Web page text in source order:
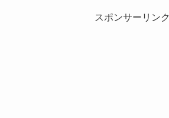
スポンサーリンク